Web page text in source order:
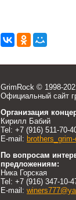
GrimRock © 1998-
Официальный сайт
Организация
Кирилл Бабий
Tel: +7 (916) 511-70-
E-mail:
По вопросам
предложениям:
Ника Горская
Tel: +7 (916) 347-10-
E-mail: